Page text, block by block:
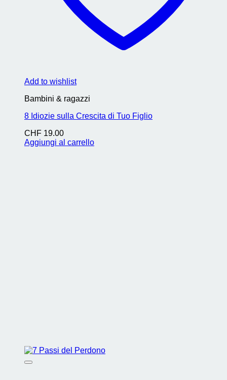
Add to wishlist
Bambini & ragazzi
8 Idiozie sulla Crescita di Tuo Figlio
CHF 19.00
Aggiungi al carrello